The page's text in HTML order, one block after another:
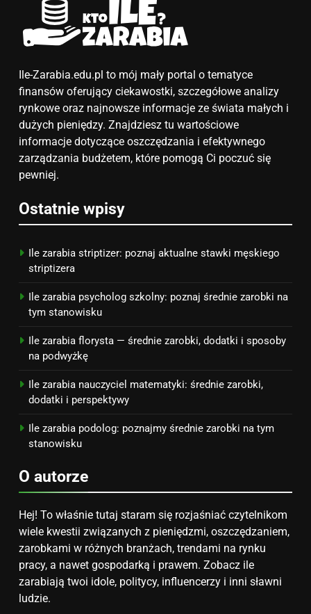
Akcje charytatywne w szkole:
pomysły i przykłady, które
ZAROBKI
7
Jak przygotować się finansowo
na narodziny dziecka: ile to
kosztuje i jak zaplanować
PORADY
Netflix tagger — czym jest,
PRACA
Ile-Zarabia.edu.pl to mój mały portal o tematyce
finansów oferujący ciekawostki, szczegółowe analizy
rynkowe oraz najnowsze informacje ze świata małych i
dużych pieniędzy. Znajdziesz tu wartościowe
informacje dotyczące oszczędzania i efektywnego
zarządzania budżetem, które pomogą Ci poczuć się
pewniej.
Ostatnie wpisy
Ile zarabia striptizer: poznaj aktualne stawki męskiego
striptizera
Ile zarabia psycholog szkolny: poznaj średnie zarobki na
tym stanowisku
Ile zarabia florysta — średnie zarobki, dodatki i sposoby
na podwyżkę
Ile zarabia nauczyciel matematyki: średnie zarobki,
dodatki i perspektywy
Ile zarabia podolog: poznajmy średnie zarobki na tym
stanowisku
O autorze
Hej! To właśnie tutaj staram się rozjaśniać czytelnikom
wiele kwestii związanych z pieniędzmi, oszczędzaniem,
zarobkami w różnych branżach, trendami na rynku
pracy, a nawet gospodarką i prawem. Zobacz ile
zarabiają twoi idole, politycy, influencerzy i inni sławni
ludzie.